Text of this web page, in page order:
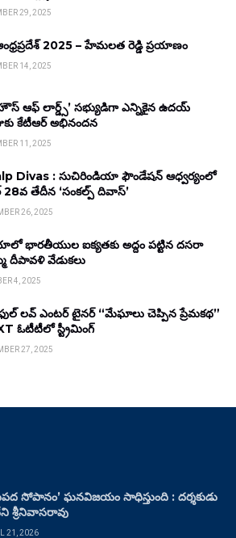
29, 2025
2025 – హేమలత రెడ్డి ప్రయాణం
14, 2025
ఆఫ్ లార్డ్స్’ సభ్యుడిగా ఎన్నికైన ఉదయ్
కేటీఆర్ అభినందన
11, 2025
Divas : సుచిరిండియా ఫౌండేషన్ ఆధ్వర్యంలో
28వ తేదీన ‘సంకల్ప్ దివాస్’
26, 2025
భారతీయుల ఐక్యతకు అద్దం పట్టిన దసరా
దీపావళి వేడుకలు
4, 2025
లవ్ ఎంటర్ టైనర్ “మేఘాలు చెప్పిన ప్రేమకథ”
ఓటీటీలో స్ట్రీమింగ్
27, 2025
సోపానం’ ఘనవిజయం సాధిస్తుంది : దర్శకుడు
శ్రీనివాసరావు
21, 2026